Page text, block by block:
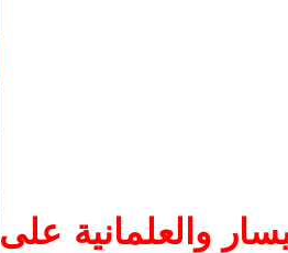
والعلمانية على